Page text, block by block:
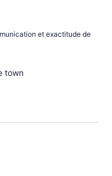
et exactitude de
town